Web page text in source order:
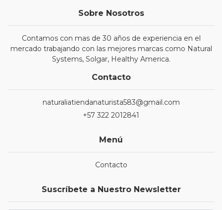
Sobre Nosotros
Contamos con mas de 30 años de experiencia en el
mercado trabajando con las mejores marcas como Natural
Systems, Solgar, Healthy America.
Contacto
naturaliatiendanaturista583@gmail.com
+57 322 2012841
Menú
Contacto
Suscríbete a Nuestro Newsletter